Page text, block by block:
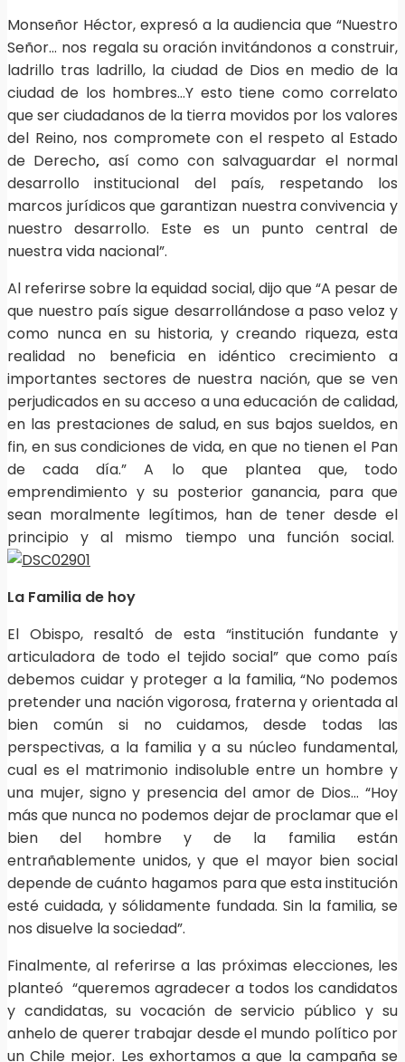
Monseñor Héctor, expresó a la audiencia que “Nuestro
Señor… nos regala su oración invitándonos a construir,
ladrillo tras ladrillo, la ciudad de Dios en medio de la
ciudad de los hombres…Y esto tiene como correlato
que ser ciudadanos de la tierra movidos por los valores
del Reino, nos compromete con el respeto al Estado
de Derecho, así como con salvaguardar el normal
desarrollo institucional del país, respetando los
marcos jurídicos que garantizan nuestra convivencia y
nuestro desarrollo. Este es un punto central de
nuestra vida nacional”.
Al referirse sobre la equidad social, dijo que “A pesar de
que nuestro país sigue desarrollándose a paso veloz y
como nunca en su historia, y creando riqueza, esta
realidad no beneficia en idéntico crecimiento a
importantes sectores de nuestra nación, que se ven
perjudicados en su acceso a una educación de calidad,
en las prestaciones de salud, en sus bajos sueldos, en
fin, en sus condiciones de vida, en que no tienen el Pan
de cada día.” A lo que plantea que, todo
emprendimiento y su posterior ganancia, para que
sean moralmente legítimos, han de tener desde el
principio y al mismo tiempo una función social.
La Familia de hoy
El Obispo, resaltó de esta “institución fundante y
articuladora de todo el tejido social” que como país
debemos cuidar y proteger a la familia, “No podemos
pretender una nación vigorosa, fraterna y orientada al
bien común si no cuidamos, desde todas las
perspectivas, a la familia y a su núcleo fundamental,
cual es el matrimonio indisoluble entre un hombre y
una mujer, signo y presencia del amor de Dios… “Hoy
más que nunca no podemos dejar de proclamar que el
bien del hombre y de la familia están
entrañablemente unidos, y que el mayor bien social
depende de cuánto hagamos para que esta institución
esté cuidada, y sólidamente fundada. Sin la familia, se
nos disuelve la sociedad”.
Finalmente, al referirse a las próximas elecciones, les
planteó “queremos agradecer a todos los candidatos
y candidatas, su vocación de servicio público y su
anhelo de querer trabajar desde el mundo político por
un Chile mejor. Les exhortamos a que la campaña se